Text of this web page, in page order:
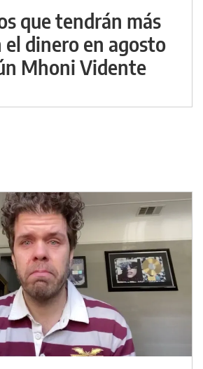
que tendrán más
el dinero en agosto
Mhoni Vidente